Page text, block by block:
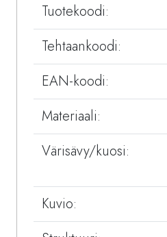
Tuotekoodi:
Tehtaankoodi:
EAN-koodi:
Materiaali:
Värisävy/kuosi:
Kuvio: